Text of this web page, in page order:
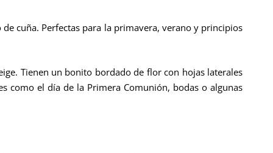
cuña. Perfectas para la primavera, verano y principios
Tienen un bonito bordado de flor con hojas laterales
como el día de la Primera Comunión, bodas o algunas